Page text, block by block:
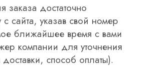
достаточно
с сайта, указав свой номер
ближайшее время с вами
компании для уточнения
способ оплаты).